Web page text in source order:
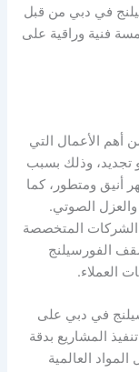
في دبي من قبل
فنية وراقية على
الأعمال التي
تجديد، وذلك بسبب
أنيق ومتطور، كما
الصوتي.
الشركات المتخصصة
الفورسيلنج
العملاء.
في دبي على
المشاريع بدقة
العالمية